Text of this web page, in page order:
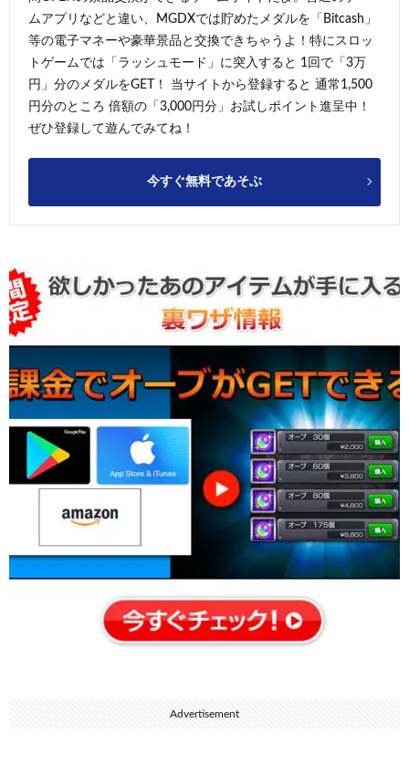
ムアプリなどと違い、MGDXでは貯めたメダルを「Bitcash」
等の電子マネーや豪華景品と交換できちゃうよ！特にスロッ
トゲームでは「ラッシュモード」に突入すると 1回で「3万
円」分のメダルをGET！ 当サイトから登録すると 通常1,500
円分のところ 倍額の「3,000円分」お試しポイント進呈中！
ぜひ登録して遊んでみてね！
今すぐ無料であそぶ
Advertisement